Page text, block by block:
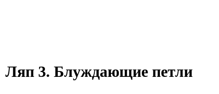
Ляп 3. Блуждающие петли